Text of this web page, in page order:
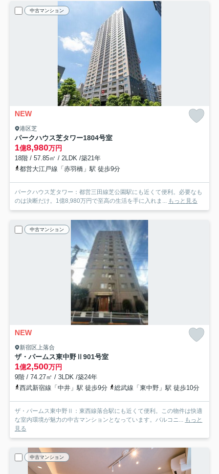
中古マンション
NEW
港区芝
パークハウス芝タワー1804号室
1億8,980万円
18階 / 57.85㎡ / 2LDK /築21年
都営大江戸線「赤羽橋」駅 徒歩9分
パークハウス芝タワー：都営三田線芝公園駅にも近くて便利。必要なも
のは決断だけ。1億8,980万円で至高の生活を手に入れま... もっと見る
中古マンション
NEW
新宿区上落合
ザ・パームス東中野Ⅱ 901号室
1億2,500万円
9階 / 74.27㎡ / 3LDK /築24年
西武新宿線「中井」駅 徒歩9分
総武線「東中野」駅 徒歩10分
ザ・パームス東中野Ⅱ：東西線落合駅にも近くて便利。この物件は快適
な室内環境が魅力の中古マンションとなっています。バルコニ... もっと
見る
中古マンション